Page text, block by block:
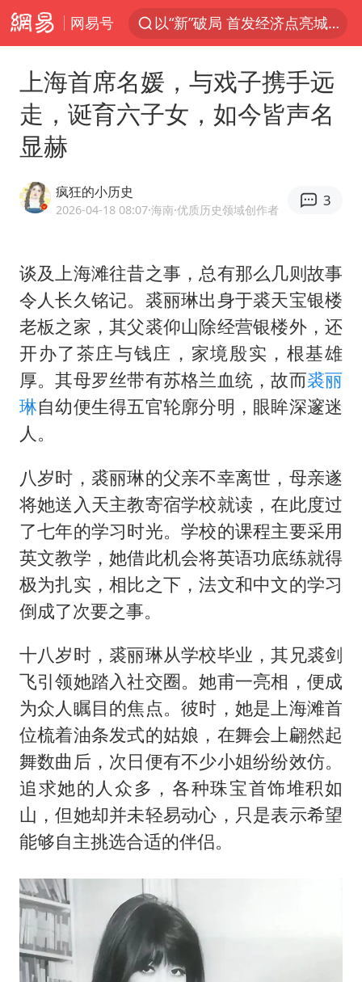
网易号
以“新”破局 首发经济点亮城市消费活力
台风白海豚逼近 暴雨大暴雨来袭
47岁妈妈突然产女 26岁女儿：很震惊
A股开盘：民爆、CPO等概念走强
21楼高空抛物嫌疑人被拘留
男子杀人后逃进深山21年活得像野人
日韩股市高开跳水 SK海力士下挫转跌
台风白海豚最新路径研判来了
OpenAI为免费用户升级GPT-5.6 Luna
“深圳地面沉降致车辆损坏”不实
男子结婚8年发现3个女儿均非亲生
奋进开新局 实干挑大梁
上海首席名媛，与戏子携手远
走，诞育六子女，如今皆声名
显赫
疯狂的小历史
2026-04-18 08:07·海南·优质历史领域创作者
3
谈及上海滩往昔之事，总有那么几则故事
令人长久铭记。裘丽琳出身于裘天宝银楼
老板之家，其父裘仰山除经营银楼外，还
开办了茶庄与钱庄，家境殷实，根基雄
厚。其母罗丝带有苏格兰血统，故而裘丽
琳自幼便生得五官轮廓分明，眼眸深邃迷
人。
八岁时，裘丽琳的父亲不幸离世，母亲遂
将她送入天主教寄宿学校就读，在此度过
了七年的学习时光。学校的课程主要采用
英文教学，她借此机会将英语功底练就得
极为扎实，相比之下，法文和中文的学习
倒成了次要之事。
十八岁时，裘丽琳从学校毕业，其兄裘剑
飞引领她踏入社交圈。她甫一亮相，便成
为众人瞩目的焦点。彼时，她是上海滩首
位梳着油条发式的姑娘，在舞会上翩然起
舞数曲后，次日便有不少小姐纷纷效仿。
追求她的人众多，各种珠宝首饰堆积如
山，但她却并未轻易动心，只是表示希望
能够自主挑选合适的伴侣。